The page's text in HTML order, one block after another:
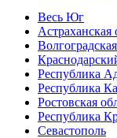
Весь Юг
Астраханская
Республика
Республика
Ростовская
Республика
Севастополь